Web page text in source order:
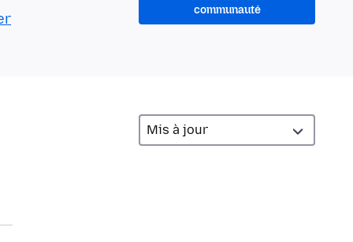
communauté